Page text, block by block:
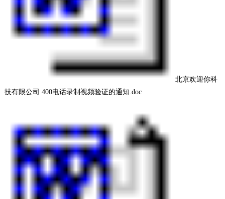
北京欢迎你科
技有限公司 400电话录制视频验证的通知.doc